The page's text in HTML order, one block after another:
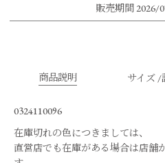
販売期間2026/
商品説明 サイズ /
0324110096
在庫切れの色につきましては、
直営店でも在庫がある場合は店舗